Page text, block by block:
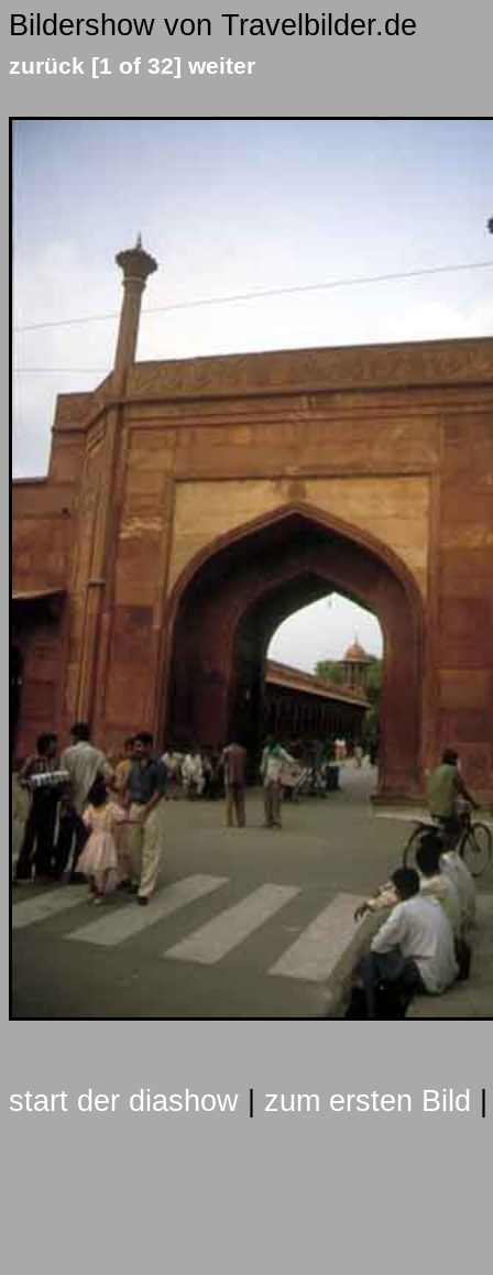
Bildershow von Travelbilder.de
zurück [1 of 32] weiter
start der diashow zum ersten Bild